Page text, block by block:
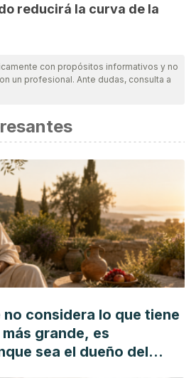
reducirá la curva de la
con propósitos informativos y no
un profesional. Ante dudas, consulta a
considera lo que tiene
grande, es
sea el dueño del